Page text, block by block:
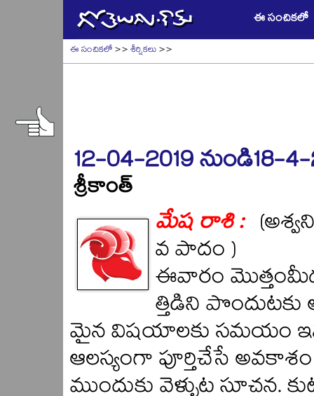
ఈ సంచికలో
ఈ సంచికలో>>శీర్షికలు>>
12-04-2019 నుండి18-
శ్రీకాంత్
మేష రాశి :
వ పాదం )
ఈవారం
త్తిడిని
మైన విషయాలకు సమయం
ఆలస్యంగా పూర్తిచేసే